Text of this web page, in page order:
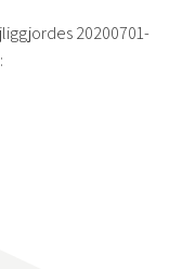
20200701-